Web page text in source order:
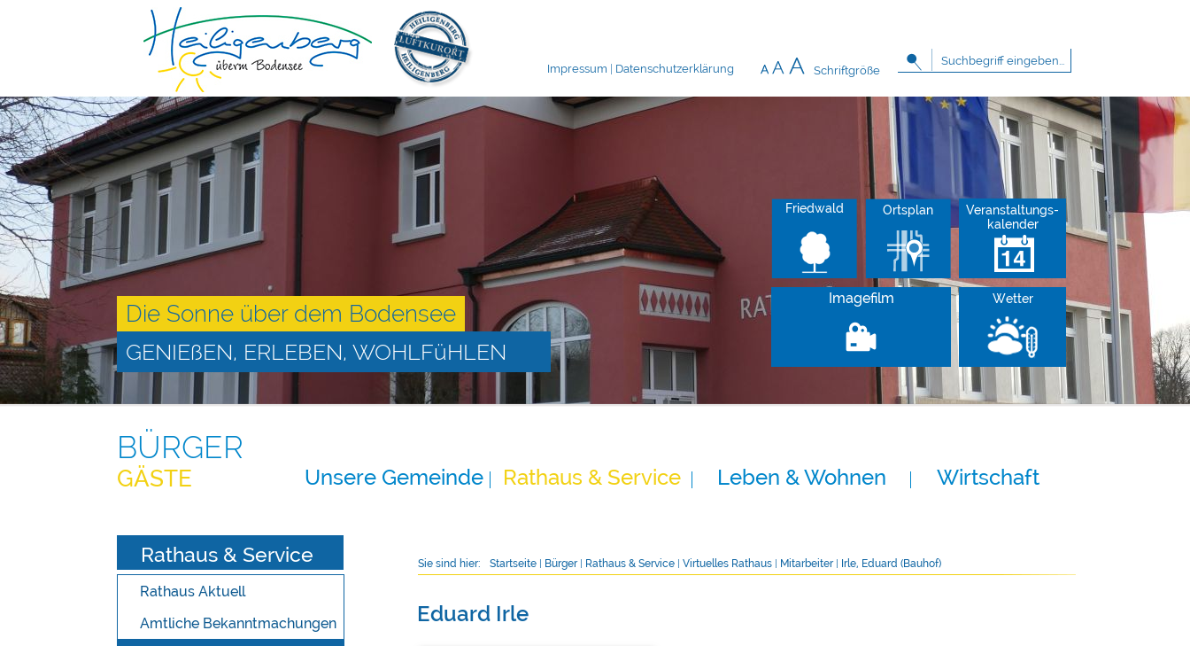
Impressum Datenschutzerklärung Schriftgröße
Die Sonne über dem Bodensee
GENIEßEN, ERLEBEN, WOHLFüHLEN
Friedwald Ortsplan
Veranstaltungs-
kalender
Imagefilm Wetter
BÜRGER
GÄSTE Unsere Gemeinde Rathaus & Service Leben & Wohnen Wirtschaft
Rathaus & Service
Rathaus Aktuell
Amtliche Bekanntmachungen
Sie sind hier: Startseite Bürger| Rathaus & Service |Virtuelles Rathaus Mitarbeiter| Irle, Eduard (Bauhof)
Eduard Irle